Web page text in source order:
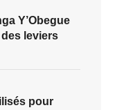
Y’Obegue
leviers
pour